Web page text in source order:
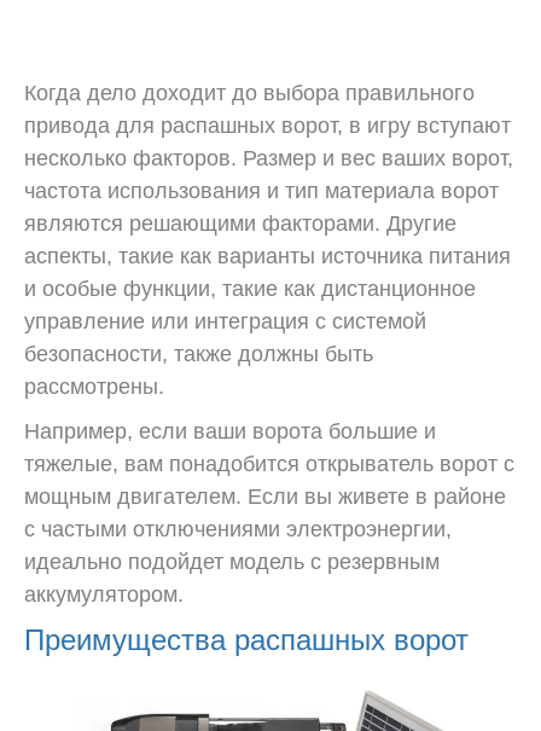
Когда дело доходит до выбора правильного
привода для распашных ворот, в игру вступают
несколько факторов. Размер и вес ваших ворот,
частота использования и тип материала ворот
являются решающими факторами. Другие
аспекты, такие как варианты источника питания
и особые функции, такие как дистанционное
управление или интеграция с системой
безопасности, также должны быть
рассмотрены.
Например, если ваши ворота большие и
тяжелые, вам понадобится открыватель ворот с
мощным двигателем. Если вы живете в районе
с частыми отключениями электроэнергии,
идеально подойдет модель с резервным
аккумулятором.
Преимущества распашных ворот